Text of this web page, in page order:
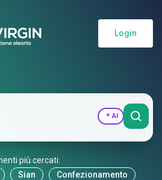
Login
AI
più cercati:
Sian Confezionamento